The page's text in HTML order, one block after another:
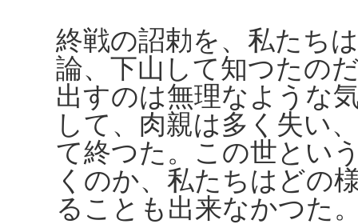
終戦の詔勅を、私たち
論、下山して知つたの
出すのは無理なような
して、肉親は多く失い
て終つた。この世とい
くのか、私たちはどの
ることも出来なかつた